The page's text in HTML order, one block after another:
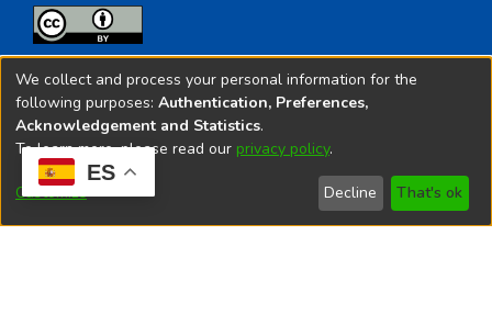
ES
Todos los contenidos de repositorio.ins.gob.pe estan
licenciados bajo
Creative Commoms License
© 2025. Instituto Nacional de Salud - Implementado por
We collect and process your personal information for the
following purposes: Authentication, Preferences,
Acknowledgement and Statistics.
To learn more, please read our privacy policy.
Customize Decline That's ok